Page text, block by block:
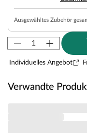
Ausgewähltes Zubehör
Individuelles Angebot
Verwandte